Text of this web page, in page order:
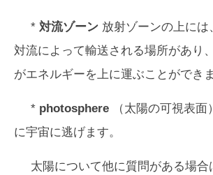
* 対流ゾーン 放射ゾーンの上に
対流によって輸送される場所があり
がエネルギーを上に運ぶことができま
* photosphere
（太陽の可視表
に宇宙に逃げます。
太陽について他に質問がある場